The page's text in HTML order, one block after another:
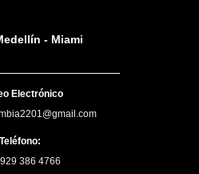
- Miami
Electrónico
Teléfono:
386 4766